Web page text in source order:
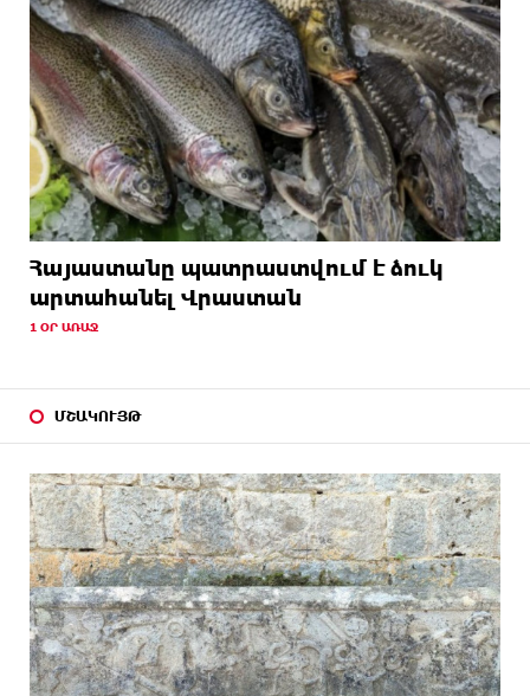
Հայաստանը պատրաստվում է ձուկ
արտահանել Վրաստան
1 ՕՐ ԱՌԱՋ
ՄՇԱԿՈՒՅԹ